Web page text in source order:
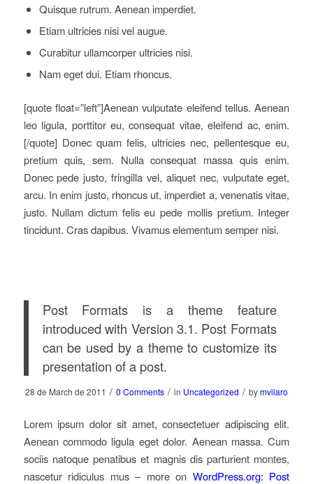
Quisque rutrum. Aenean imperdiet.
Etiam ultricies nisi vel augue.
Curabitur ullamcorper ultricies nisi.
Nam eget dui. Etiam rhoncus.
[quote float=”left”]Aenean vulputate eleifend tellus. Aenean
leo ligula, porttitor eu, consequat vitae, eleifend ac, enim.
[/quote] Donec quam felis, ultricies nec, pellentesque eu,
pretium quis, sem. Nulla consequat massa quis enim.
Donec pede justo, fringilla vel, aliquet nec, vulputate eget,
arcu. In enim justo, rhoncus ut, imperdiet a, venenatis vitae,
justo. Nullam dictum felis eu pede mollis pretium. Integer
tincidunt. Cras dapibus. Vivamus elementum semper nisi.
Post Formats is a theme feature
introduced with Version 3.1. Post Formats
can be used by a theme to customize its
presentation of a post.
28 de March de 2011 / 0 Comments / in Uncategorized / bymvilaro
Lorem ipsum dolor sit amet, consectetuer adipiscing elit.
Aenean commodo ligula eget dolor. Aenean massa. Cum
sociis natoque penatibus et magnis dis parturient montes,
nascetur ridiculus mus – more on WordPress.org: Post